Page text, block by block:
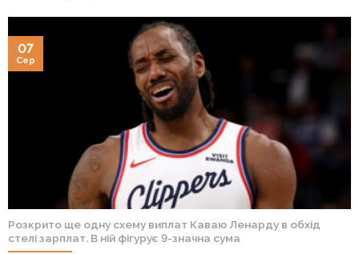
Розкрито ще одну схему виплат Каваю Ленарду в обхід
стелі зарплат. В ній фігурує 9-значна сума
07
Сер